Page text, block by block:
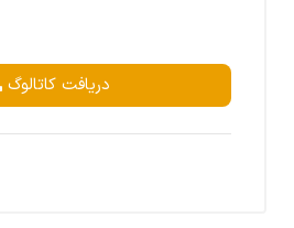
دریافت کاتالوگ